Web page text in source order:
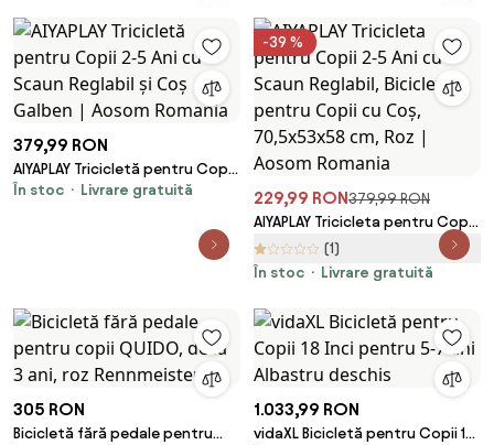
Ghidon Larg, 67,5x38x44 cm,
Verde | Aosom Romania
379,99 RON
AIYAPLAY Tricicletă pentru Copii
2-5 Ani cu Scaun Reglabil și Coș
În stoc Livrare gratuită
-39 %
229,99 RON379,99 RON
AIYAPLAY Tricicleta pentru Copii
2-5 Ani cu Scaun Reglabil,
Bicicletă pentru Copii cu Coș,
Romania
(1)
În stoc
Livrare gratuită
305 RON
Bicicletă fără pedale pentru
1.033,99 RON
vidaXL Bicicletă pentru Copii 18